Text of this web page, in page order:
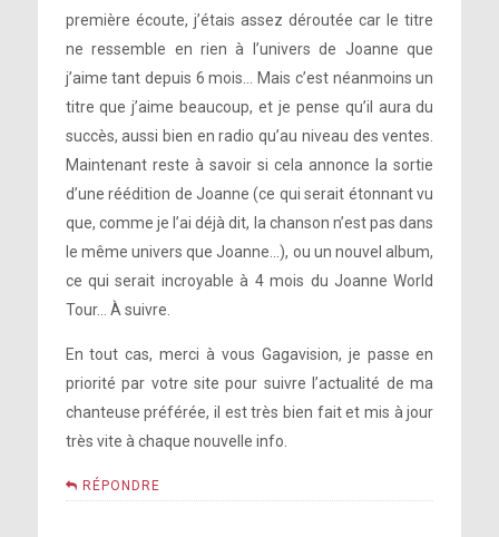
première écoute, j’étais assez déroutée car le titre
ne ressemble en rien à l’univers de Joanne que
j’aime tant depuis 6 mois… Mais c’est néanmoins un
titre que j’aime beaucoup, et je pense qu’il aura du
succès, aussi bien en radio qu’au niveau des ventes.
Maintenant reste à savoir si cela annonce la sortie
d’une réédition de Joanne (ce qui serait étonnant vu
que, comme je l’ai déjà dit, la chanson n’est pas dans
le même univers que Joanne…), ou un nouvel album,
ce qui serait incroyable à 4 mois du Joanne World
Tour… À suivre.
En tout cas, merci à vous Gagavision, je passe en
priorité par votre site pour suivre l’actualité de ma
chanteuse préférée, il est très bien fait et mis à jour
très vite à chaque nouvelle info.
RÉPONDRE